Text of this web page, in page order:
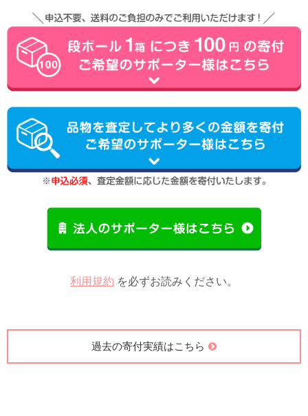
利用規約 を必ずお読みください。
過去の寄付実績はこちら